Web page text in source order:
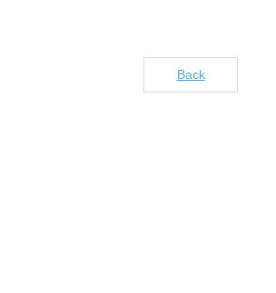
Back